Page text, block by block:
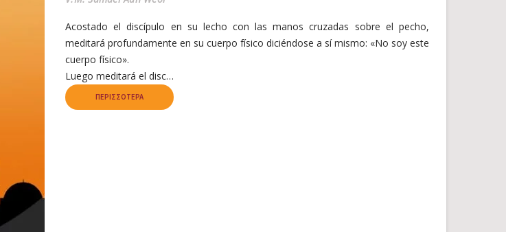
Acostado el discípulo en su lecho con las manos cruzadas sobre el pecho,
meditará profundamente en su cuerpo físico diciéndose a sí mismo: «No soy este
cuerpo físico».
Luego meditará el disc…
ΠΕΡΙΣΣΌΤΕΡΑ